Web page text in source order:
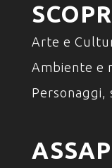
Arte e
Ambiente e
Personaggi,